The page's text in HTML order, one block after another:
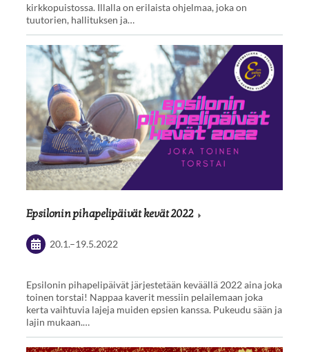
kirkkopuistossa. Illalla on erilaista ohjelmaa, joka on
tuutorien, hallituksen ja…
Epsilonin pihapelipäivät kevät 2022
20.1.–19.5.2022
Epsilonin pihapelipäivät järjestetään keväällä 2022 aina joka
toinen torstai! Nappaa kaverit messiin pelailemaan joka
kerta vaihtuvia lajeja muiden epsien kanssa. Pukeudu sään ja
lajin mukaan.…